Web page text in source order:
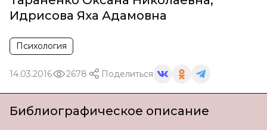
Идрисова Яха Адамовна
Психология
14.03.2016 2678 Поделиться
Библиографическое описание